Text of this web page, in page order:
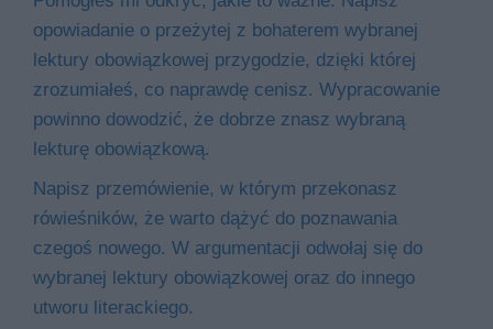
opowiadanie o przeżytej z bohaterem wybranej
lektury obowiązkowej przygodzie, dzięki której
zrozumiałeś, co naprawdę cenisz. Wypracowanie
powinno dowodzić, że dobrze znasz wybraną
lekturę obowiązkową.
Napisz przemówienie, w którym przekonasz
rówieśników, że warto dążyć do poznawania
czegoś nowego. W argumentacji odwołaj się do
wybranej lektury obowiązkowej oraz do innego
utworu literackiego.